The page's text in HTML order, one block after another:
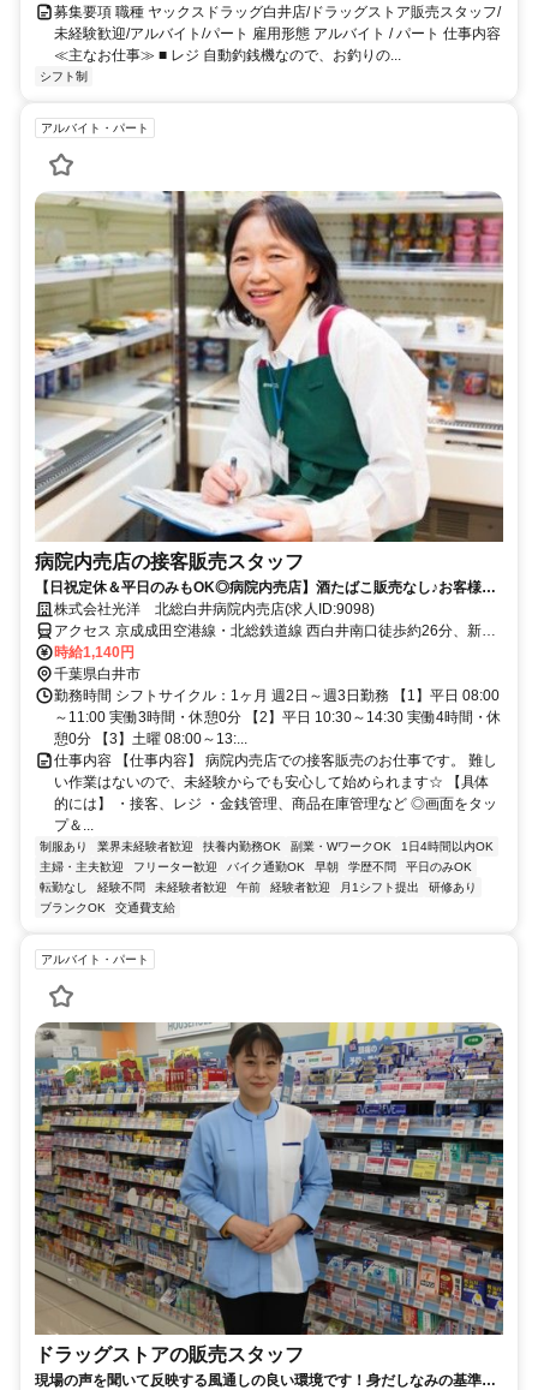
募集要項 職種 ヤックスドラッグ白井店/ドラッグストア販売スタッフ/
未経験歓迎/アルバイト/パート 雇用形態 アルバイト / パート 仕事内容
≪主なお仕事≫ ■ レジ 自動釣銭機なので、お釣りの...
シフト制
アルバイト・パート
病院内売店の接客販売スタッフ
【日祝定休＆平日のみもOK◎病院内売店】酒たばこ販売なし♪お客様少
なめの穏やかな店舗です☆
株式会社光洋 北総白井病院内売店(求人ID:9098)
アクセス 京成成田空港線・北総鉄道線 西白井南口徒歩約26分、新京
成電鉄 鎌ヶ谷大仏北口徒歩約31分、京成成田空港線・北総鉄道線 白
井南口徒歩約34分
時給1,140円
千葉県白井市
勤務時間 シフトサイクル：1ヶ月 週2日～週3日勤務 【1】平日 08:00
～11:00 実働3時間・休憩0分 【2】平日 10:30～14:30 実働4時間・休
憩0分 【3】土曜 08:00～13:...
仕事内容 【仕事内容】 病院内売店での接客販売のお仕事です。 難し
い作業はないので、未経験からでも安心して始められます☆ 【具体
的には】 ・接客、レジ ・金銭管理、商品在庫管理など ◎画面をタッ
プ＆...
制服あり 業界未経験者歓迎 扶養内勤務OK 副業・WワークOK
1日4時間以内OK
主婦・主夫歓迎
フリーター歓迎 バイク通勤OK 早朝 学歴不問
平日のみOK
転勤なし
経験不問 未経験者歓迎 午前 経験者歓迎 月1シフト提出
研修あり
ブランクOK
交通費支給
アルバイト・パート
ドラッグストアの販売スタッフ
現場の声を聞いて反映する風通しの良い環境です！身だしなみの基準を